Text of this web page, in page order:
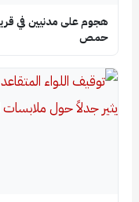
هجوم على مدنيين في
حمص